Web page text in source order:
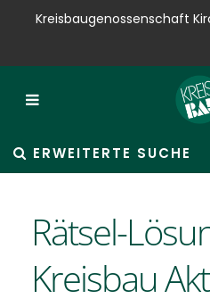
Bauen
Verwalten
Hausservice
Kreisbaugenossenschaft
ERWEITERTE SUCHE
Rätsel-
Kreisbau